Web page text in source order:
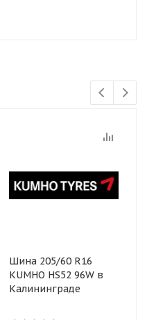
Шина 205/60 R16
KUMHO HS52 96W в
Калининграде